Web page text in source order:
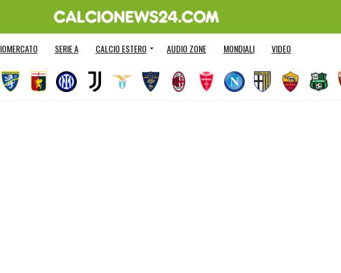
SERIE A CALCIO ESTERO AUDIO ZONE MONDIALI VIDEO